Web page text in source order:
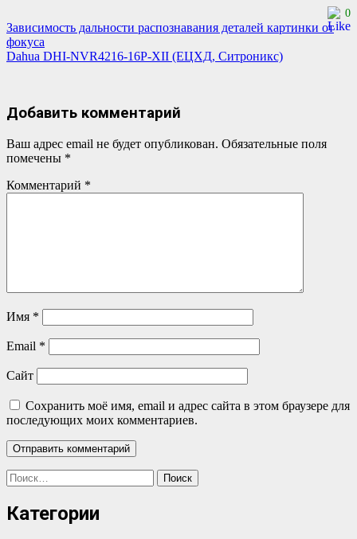
0
Навигация
по
Зависимость дальности распознавания деталей картинки от
фокуса
Dahua DHI-NVR4216-16P-XII (ЕЦХД, Ситроникс)
Добавить комментарий
Ваш адрес email не будет опубликован. Обязательные поля
помечены *
Комментарий *
Имя *
Email *
Сайт
Сохранить моё имя, email и адрес сайта в этом браузере для
последующих моих комментариев.
Найти:
Категории